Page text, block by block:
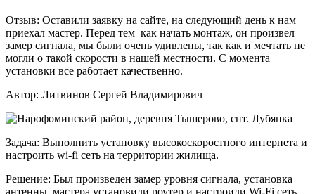
Отзыв: Оставили заявку на сайте, на следующий день к нам
приехал мастер. Перед тем как начать монтаж, он произвел
замер сигнала, мы были очень удивлены, так как и мечтать не
могли о такой скорости в нашей местности. С момента
установки все работает качественно.
Автор: Литвинов Сергей Владимирович
Задача: Выполнить установку высокоскоростного интернета и
настроить wi-fi сеть на территории жилища.
Решение: Был произведен замер уровня сигнала, установка